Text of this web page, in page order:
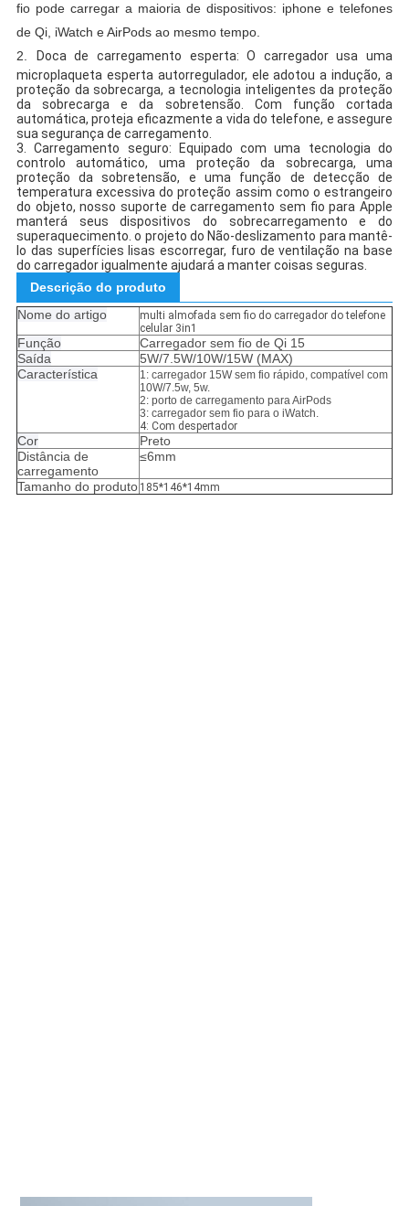
fio pode carregar a maioria de dispositivos: iphone e telefones
de Qi, iWatch e AirPods ao mesmo tempo.
2.
Doca de carregamento esperta: O carregador usa uma
microplaqueta esperta autorregulador, ele adotou a indução, a
proteção da sobrecarga, a tecnologia inteligentes da proteção
da sobrecarga e da sobretensão. Com função cortada
automática, proteja eficazmente a vida do telefone, e assegure
sua segurança de carregamento.
3.Carregamento seguro: Equipado com uma tecnologia do
controlo automático, uma proteção da sobrecarga, uma
proteção da sobretensão, e uma função de detecção de
temperatura excessiva do proteção assim como o estrangeiro
do objeto, nosso suporte de carregamento sem fio para Apple
manterá seus dispositivos do sobrecarregamento e do
superaquecimento.o projeto do Não-deslizamento para mantê-
lo das superfícies lisas escorregar, furo de ventilação na base
do carregador igualmente ajudará a manter coisas seguras.
Descrição do produto
Nome do artigo
multi almofada sem fio do carregador do telefone
celular 3in1
Função
Carregador sem fio de Qi 15
Saída
5W/7.5W/10W/15W (MAX)
Característica
1: carregador 15W sem fio rápido, compatível com
10W/7.5w, 5w.
2: porto de carregamento para AirPods
3: carregador sem fio para o iWatch.
4: Com despertador
Cor
Preto
Distância de
carregamento
≤6mm
Tamanho do produto 185*146*14mm